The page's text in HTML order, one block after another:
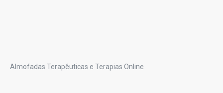
Almofadas Terapêuticas e Terapias Online